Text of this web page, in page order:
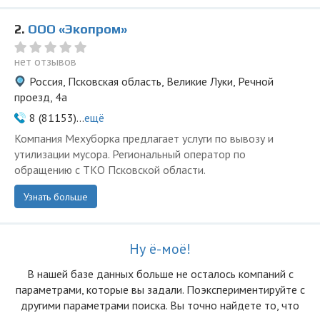
2. ООО «Экопром»
нет отзывов
Россия, Псковская область, Великие Луки, Речной
проезд, 4а
8 (81153)...ещё
Компания Мехуборка предлагает услуги по вывозу и
утилизации мусора. Региональный оператор по
обращению с ТКО Псковской области.
Узнать больше
Ну ё-моё!
В нашей базе данных больше не осталоcь компаний с
параметрами, которые вы задали. Поэкспериментируйте с
другими параметрами поиска. Вы точно найдете то, что